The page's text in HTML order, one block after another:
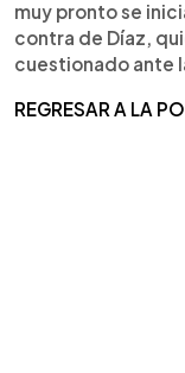
muy pronto se
contra de Díaz,
cuestionado ante
REGRESAR A LA